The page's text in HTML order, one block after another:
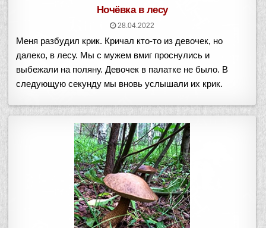
Ночёвка в лесу
28.04.2022
Меня разбудил крик. Кричал кто-то из девочек, но
далеко, в лесу. Мы с мужем вмиг проснулись и
выбежали на поляну. Девочек в палатке не было. В
следующую секунду мы вновь услышали их крик.